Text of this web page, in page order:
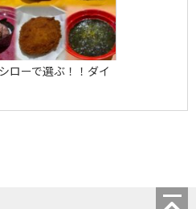
ローで選ぶ！！ダイ